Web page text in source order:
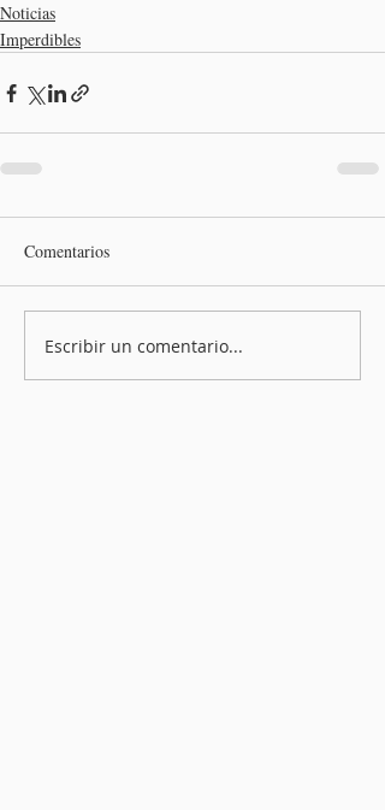
Noticias
Imperdibles
Comentarios
Escribir un comentario...